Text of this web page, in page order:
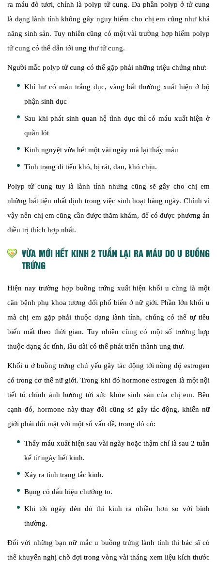
ra máu đỏ tươi, chính là polyp tử cung. Đa phần polyp ở tử cung
là dạng lành tính không gây nguy hiểm cho chị em cũng như khả
năng sinh sản. Tuy nhiên cũng có một vài trường hợp hiếm polyp
tử cung có thể dẫn tới ung thư tử cung.
Người mắc polyp tử cung có thể gặp phải những triệu chứng như:
Khí hư có màu trắng đục, vàng bất thường xuất hiện ở bộ
phận sinh dục
Sau khi phát sinh quan hệ tình dục thì có máu xuất hiện ở
quần lót
Kinh nguyệt vừa hết một vài ngày mà lại thấy máu
Tình trạng đi tiểu khó, bị rát, đau, khó chịu.
Polyp tử cung tuy là lành tính nhưng cũng sẽ gây cho chị em
những bất tiện nhất định trong việc sinh hoạt hàng ngày. Chính vì
vậy nên chị em cũng cần được thăm khám, để có được phương án
điều trị thích hợp nhất.
VỪA MỚI HẾT KINH 2 TUẦN LẠI RA MÁU DO U BUỒNG
TRỨNG
Hiện nay trường hợp buồng trứng xuất hiện khối u cũng là một
căn bệnh phụ khoa tương đối phổ biến ở nữ giới. Phần lớn khối u
mà chị em gặp phải thuộc dạng lành tính, chúng có thể tự tiêu
biến mất theo thời gian. Tuy nhiên cũng có một số trường hợp
thuộc dạng ác tính, lâu dài có thể phát triển thành ung thư.
Khối u ở buồng trứng chủ yếu gây tác động tới nồng độ estrogen
có trong cơ thể nữ giới. Trong khi đó hormone estrogen là một nội
tiết tố chính ảnh hưởng tới sức khỏe sinh sản của chị em. Bên
cạnh đó, hormone này thay đổi cũng sẽ gây tác động, khiến nữ
giới phải đối mặt với một số vấn đề, trong đó có:
Thấy máu xuất hiện sau vài ngày hoặc thậm chí là sau 2 tuần
kể từ ngày hết kinh.
Xảy ra tình trạng tắc kinh.
Bụng có dấu hiệu chướng to.
Khi tới ngày đèn đỏ thì kinh ra nhiều hơn so với bình
thường.
Đối với những bạn nữ mắc u buồng trứng lành tính thì bác sĩ có
thể khuyến nghị chờ đợi trong vòng vài tháng xem liệu kích thước